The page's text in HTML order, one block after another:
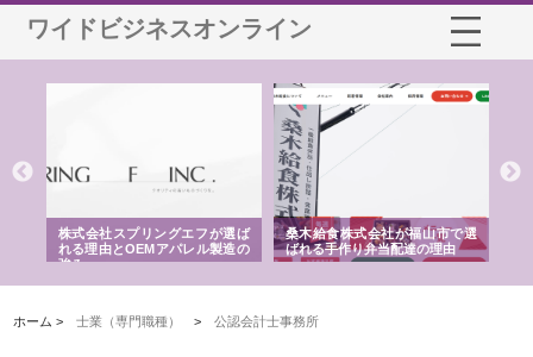
ワイドビジネスオンライン
株式会社スプリングエフが選ば
れる理由とOEMアパレル製造の
強み
桑木給食株式会社が福山市で選
ばれる手作り弁当配達の理由
ホーム >士業（専門職種） >公認会計士事務所